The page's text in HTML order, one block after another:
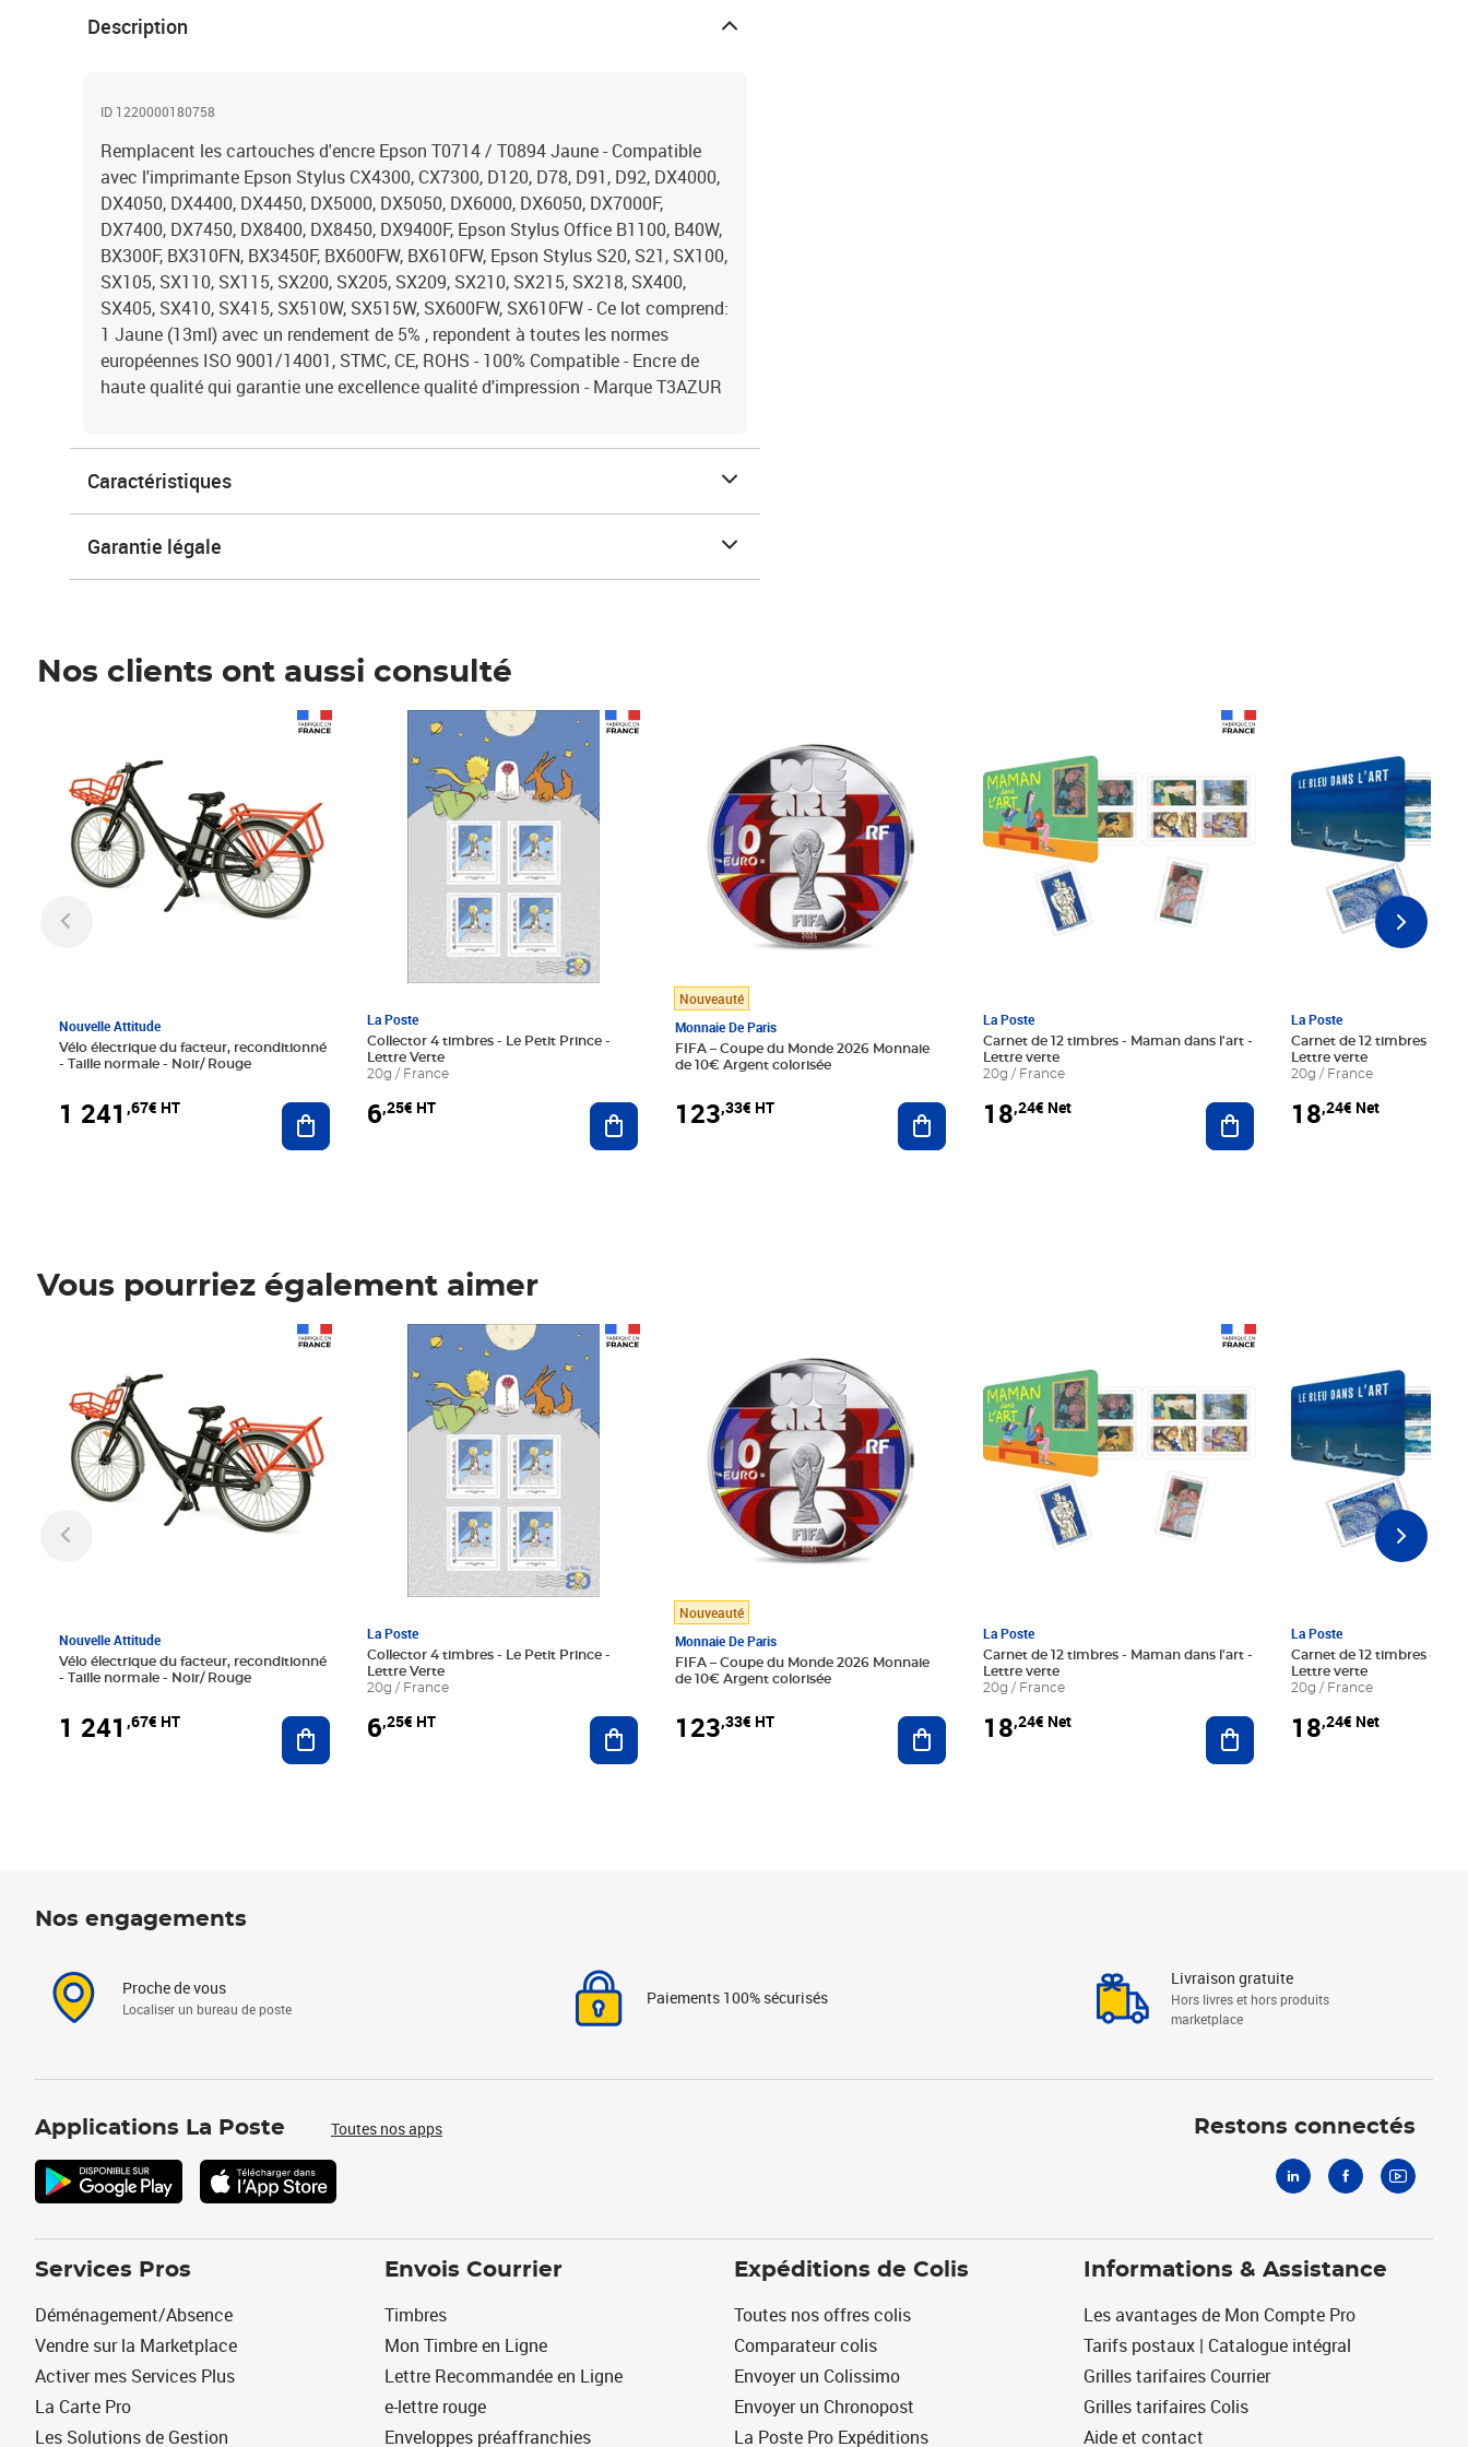
Description
ID 1220000180758
Remplacent les cartouches d'encre Epson T0714 / T0894 Jaune - Compatible
avec l'imprimante Epson Stylus CX4300, CX7300, D120, D78, D91, D92, DX4000,
DX4050, DX4400, DX4450, DX5000, DX5050, DX6000, DX6050, DX7000F,
DX7400, DX7450, DX8400, DX8450, DX9400F, Epson Stylus Office B1100, B40W,
BX300F, BX310FN, BX3450F, BX600FW, BX610FW, Epson Stylus S20, S21, SX100,
SX105, SX110, SX115, SX200, SX205, SX209, SX210, SX215, SX218, SX400,
SX405, SX410, SX415, SX510W, SX515W, SX600FW, SX610FW - Ce lot comprend:
1 Jaune (13ml) avec un rendement de 5% , repondent à toutes les normes
européennes ISO 9001/14001, STMC, CE, ROHS - 100% Compatible - Encre de
haute qualité qui garantie une excellence qualité d'impression - Marque T3AZUR
Caractéristiques
Garantie légale
Nos clients ont aussi consulté
Nouvelle Attitude
Vélo électrique du facteur, reconditionné
- Taille normale - Noir/ Rouge
1 241 ,67€ HT Ajouter au panier
La Poste
Collector 4 timbres - Le Petit Prince -
Lettre Verte
20g / France
6,25€ HT
Prix 6,25€ HT
Ajouter au panier
Nouveauté
Monnaie De Paris
FIFA – Coupe du Monde 2026 Monnaie
de 10€ Argent colorisée
123,33€ HT Ajouter au panier
La Poste
Carnet de 12 timbres - Maman dans l'art -
Lettre verte
20g / France
18,24€ Net Ajouter au panier
La Poste
Carnet de 12 timbres - Le
Lettre verte
20g / France
18,24€ Net
Vous pourriez également aimer
Nouvelle Attitude
Vélo électrique du facteur, reconditionné
- Taille normale - Noir/ Rouge
1 241 ,67€ HT Ajouter au panier
La Poste
Collector 4 timbres - Le Petit Prince -
Lettre Verte
20g / France
6,25€ HT
Prix 6,25€ HT
Ajouter au panier
Nouveauté
Monnaie De Paris
FIFA – Coupe du Monde 2026 Monnaie
de 10€ Argent colorisée
123,33€ HT Ajouter au panier
La Poste
Carnet de 12 timbres - Maman dans l'art -
Lettre verte
20g / France
18,24€ Net Ajouter au panier
La Poste
Carnet de 12 timbres - Le
Lettre verte
20g / France
18,24€ Net
Nos engagements
Proche de vous
Localiser un bureau de poste
Paiements 100% sécurisés
Livraison gratuite
Hors livres et hors produits
marketplace
Applications La Poste Toutes nos apps Restons connectés
Services Pros
Déménagement/Absence
Vendre sur la Marketplace
Activer mes Services Plus
La Carte Pro
Les Solutions de Gestion
Envois Courrier
Timbres
Mon Timbre en Ligne
Lettre Recommandée en Ligne
e-lettre rouge
Enveloppes préaffranchies
Expéditions de Colis
Toutes nos offres colis
Comparateur colis
Envoyer un Colissimo
Envoyer un Chronopost
La Poste Pro Expéditions
Informations & Assistance
Les avantages de Mon Compte Pro
Tarifs postaux | Catalogue intégral
Grilles tarifaires Courrier
Grilles tarifaires Colis
Aide et contact